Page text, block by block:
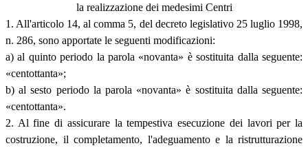
la realizzazione dei medesimi Centri
1. All'articolo 14, al comma 5, del decreto legislativo 25 luglio 1998,
n. 286, sono apportate le seguenti modificazioni:
a) al quinto periodo la parola «novanta» è sostituita dalla seguente:
«centottanta»;
b) al sesto periodo la parola «novanta» è sostituita dalla seguente:
«centottanta».
2. Al fine di assicurare la tempestiva esecuzione dei lavori per la
costruzione, il completamento, l'adeguamento e la ristrutturazione